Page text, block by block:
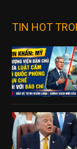
TIN HOT